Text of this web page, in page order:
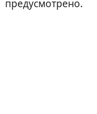
предусмотрено.